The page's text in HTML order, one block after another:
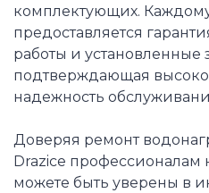
комплектующих.
предоставляется
работы и установленные
подтверждающая
надежность
Доверяя ремонт
Drazice профессионалам
можете быть уверены в